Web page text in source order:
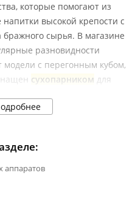
которые помогают из
высокой крепости с
сырья. В магазине
разновидности
модели с перегонным кубом,
сухопарником для
куб может иметь
можно использовать
или индукционную
по высоте под
аппаратов